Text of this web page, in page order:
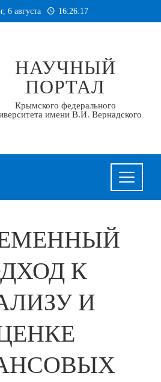
6 августа 16:26:18
НАУЧНЫЙ
ПОРТАЛ
Крымского федерального
имени В.И. Вернадского
К
И